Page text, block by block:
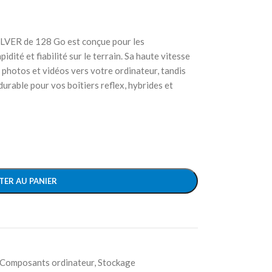
de 128 Go est conçue pour les
et fiabilité sur le terrain. Sa haute vitesse
et vidéos vers votre ordinateur, tandis
pour vos boîtiers reflex, hybrides et
AU PANIER
Composants ordinateur,Stockage